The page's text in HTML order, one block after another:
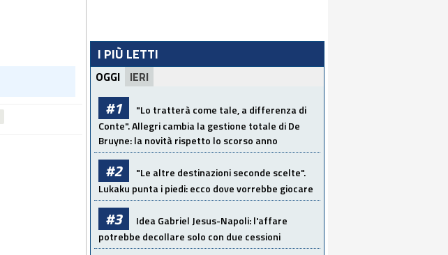
I PIÙ LETTI
OGGI IERI
#1
"Lo tratterà come tale, a differenza di
Conte". Allegri cambia la gestione totale di De
Bruyne: la novità rispetto lo scorso anno
#2
"Le altre destinazioni seconde scelte".
Lukaku punta i piedi: ecco dove vorrebbe giocare
#3
Idea Gabriel Jesus-Napoli: l'affare
potrebbe decollare solo con due cessioni